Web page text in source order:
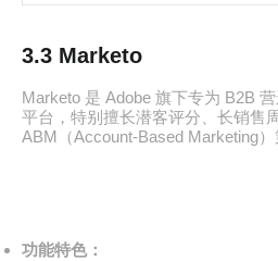
3.3 Marketo
Marketo 是 Adobe 旗下专为 B2B
平台，特别擅长潜客评分、长销售
ABM（Account-Based Marketing）
功能特色：